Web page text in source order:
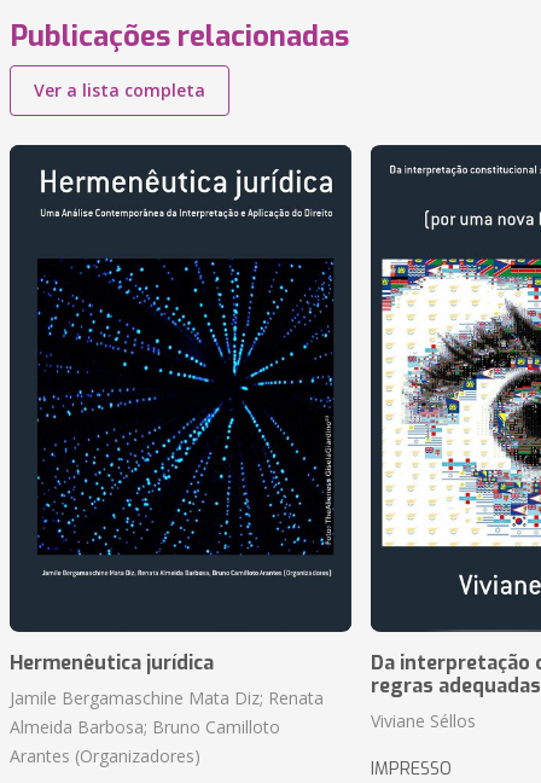
Publicações relacionadas
Ver a lista completa
Hermenêutica jurídica
Jamile Bergamaschine Mata Diz; Renata
Almeida Barbosa; Bruno Camilloto
Arantes (Organizadores)
Da interpretação
regras
Viviane Séllos
IMPRESSO